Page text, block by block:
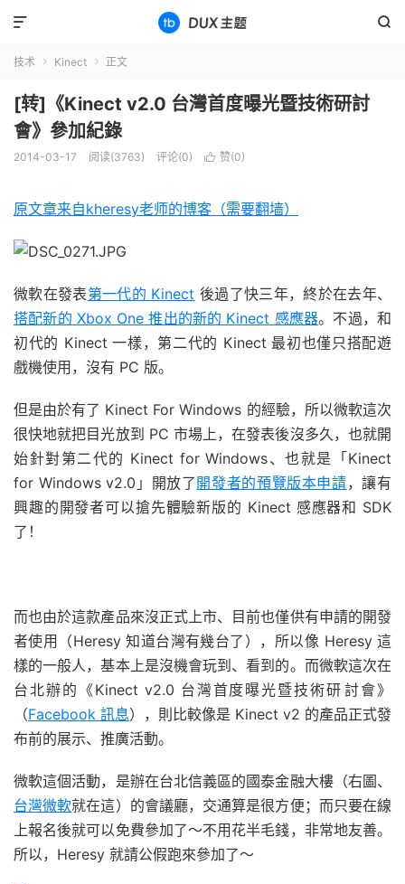


技术  Kinect  正文
[转]《Kinect v2.0 台灣首度曝光暨技術研​討
會》參加紀錄
2014-03-17 阅读(3763) 评论(0)  赞(0)
原文章来自kheresy老师的博客（需要翻墙）
微軟在發表第一代的 Kinect 後過了快三年，終於在去年、
搭配新的 Xbox One 推出的新的 Kinect 感應器。不過，和
初代的 Kinect 一樣，第二代的 Kinect 最初也僅只搭配遊
戲機使用，沒有 PC 版。
但是由於有了 Kinect For Windows 的經驗，所以微軟這次
很快地就把目光放到 PC 市場上，在發表後沒多久，也就開
始針對第二代的 Kinect for Windows、也就是「Kinect
for Windows v2.0」開放了 開發者的預覽版本申請，讓有
興趣的開發者可以搶先體驗新版的 Kinect 感應器和 SDK
了！
而也由於這款產品來沒正式上市、目前也僅供有申請的開發
者使用（Heresy 知道台灣有幾台了），所以像 Heresy 這
樣的一般人，基本上是沒機會玩到、看到的。而微軟這次在
台北辦的《Kinect v2.0 台灣首度曝光暨技術研​討會》
（Facebook 訊息），則比較像是 Kinect v2 的產品正式發
布前的展示、推廣活動。
微軟這個活動，是辦在台北信義區的國泰金融大樓（右圖、
台灣微軟就在這）的會議廳，交通算是很方便；而只要在線
上報名後就可以免費參加了～不用花半毛錢，非常地友善。
所以，Heresy 就請公假跑來參加了～